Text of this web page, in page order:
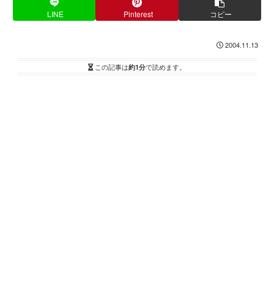
LINE Pinterest コピー
2004.11.13
この記事は約1分で読めます。